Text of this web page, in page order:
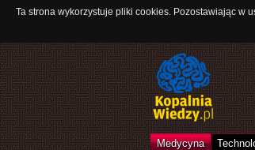
Ta strona wykorzystuje pliki cookies. Pozostawiając w
Medycyna